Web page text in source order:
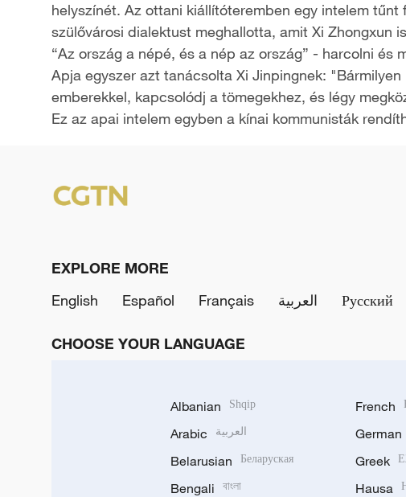
y
V
i
o
helyszínét. Az ottani kiállítóteremben egy intelem
szülővárosi dialektust meghallotta, amit Xi Zhongxun
“Az ország a népé, és a nép az ország” - harcolni
Apja egyszer azt tanácsolta Xi Jinpingnek:
emberekkel, kapcsolódj a tömegekhez, és légy
Ez az apai intelem egyben a kínai kommunisták
EXPLORE MORE
English
Español Français العربية Русский
CHOOSE YOUR LANGUAGE
Albanian Shqip
Arabic العربية
Belarusian Беларуская
Bengali বাংলা
French
German
Greek
Hausa